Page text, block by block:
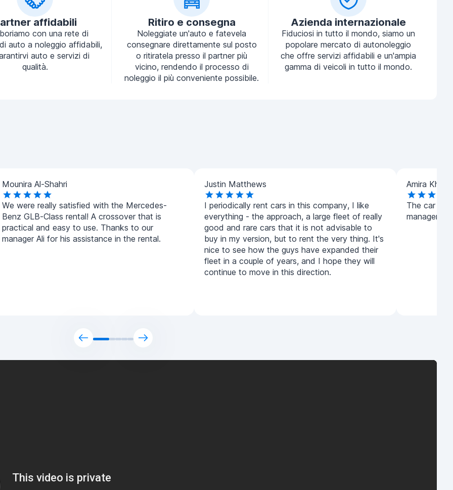
affidabili
con una rete di
auto a noleggio affidabili,
auto e servizi di
qualità.
Ritiro e consegna
Noleggiate un'auto e fatevela
consegnare direttamente sul posto
o ritiratela presso il partner più
vicino, rendendo il processo di
noleggio il più conveniente possibile.
Azienda internazionale
Fiduciosi in tutto il mondo, siamo un
popolare mercato di autonoleggio
che offre servizi affidabili e un'ampia
gamma di veicoli in tutto il mondo.
Mounira Al-Shahri
We were really satisfied with the Mercedes-
Benz GLB-Class rental! A crossover that is
practical and easy to use. Thanks to our
manager Ali for his assistance in the rental.
Justin Matthews
I periodically rent cars in this company, I like
everything - the approach, a large fleet of really
good and rare cars that it is not advisable to
buy in my version, but to rent the very thing. It's
nice to see how the guys have expanded their
fleet in a couple of years, and I hope they will
continue to move in this direction.
Amira Khalid
The car
manager